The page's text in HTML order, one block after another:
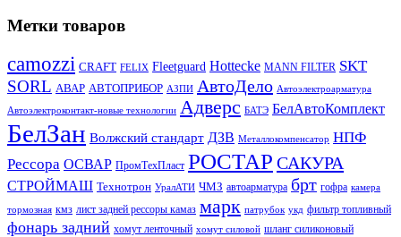
Метки товаров
camozzi CRAFT FELIX Fleetguard Hottecke MANN FILTER SKT
SORL АВАР АВТОПРИБОР АЗПИ АвтоДело Автоэлектроарматура
Автоэлектроконтакт-новые технологии Адверс БАТЭ БелАвтоКомплект
БелЗан Волжский стандарт ДЗВ Металлокомпенсатор НПФ
Рессора ОСВАР ПромТехПласт РОСТАР САКУРА
СТРОЙМАШ Технотрон УралАТИ ЧМЗ автоарматура брт гофра камера
тормозная кмз лист задней рессоры камаз марк патрубок укд фильтр топливный
фонарь задний хомут ленточный хомут силовой шланг силиконовый